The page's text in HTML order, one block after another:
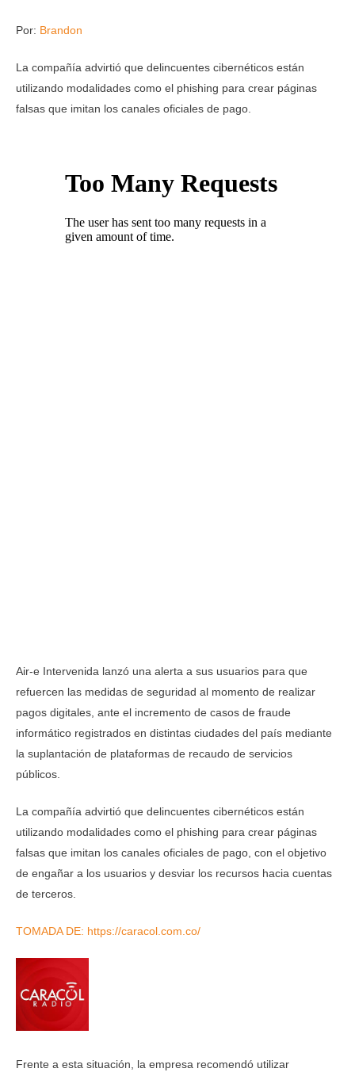
Por: Brandon
La compañía advirtió que delincuentes cibernéticos están
utilizando modalidades como el phishing para crear páginas
falsas que imitan los canales oficiales de pago.
Air-e Intervenida lanzó una alerta a sus usuarios para que
refuercen las medidas de seguridad al momento de realizar
pagos digitales, ante el incremento de casos de fraude
informático registrados en distintas ciudades del país mediante
la suplantación de plataformas de recaudo de servicios
públicos.
La compañía advirtió que delincuentes cibernéticos están
utilizando modalidades como el phishing para crear páginas
falsas que imitan los canales oficiales de pago, con el objetivo
de engañar a los usuarios y desviar los recursos hacia cuentas
de terceros.
TOMADA DE: https://caracol.com.co/
Frente a esta situación, la empresa recomendó utilizar